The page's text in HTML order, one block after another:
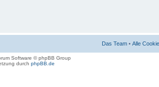
Das Team • Alle
Software © phpBB Group
durch phpBB.de